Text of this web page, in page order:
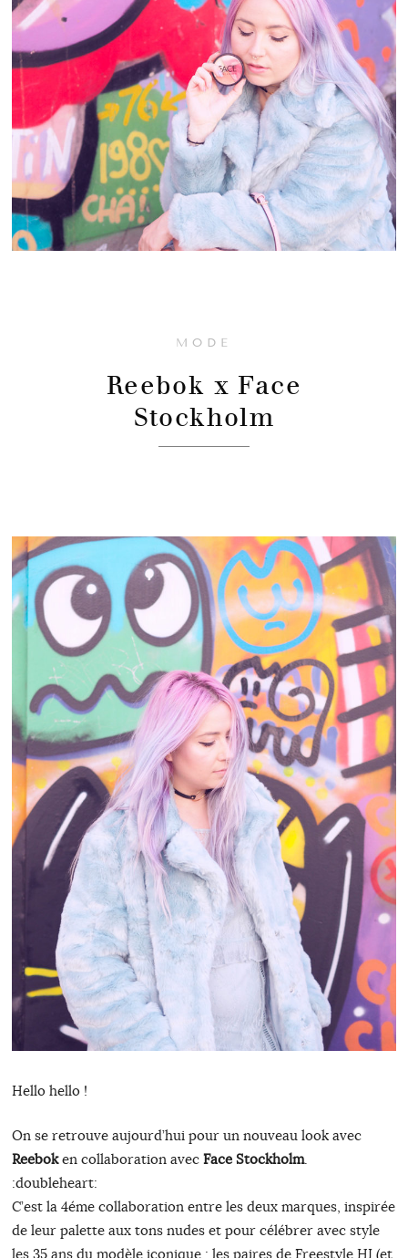
MODE
Reebok x Face
Stockholm
Hello hello !
On se retrouve aujourd’hui pour un nouveau look avec
Reeboken collaboration avec Face Stockholm.
:doubleheart:
C’est la 4éme collaboration entre les deux marques, inspirée
de leur palette aux tons nudes et pour célébrer avec style
les 35 ans du modèle iconique : les paires de Freestyle HI (et